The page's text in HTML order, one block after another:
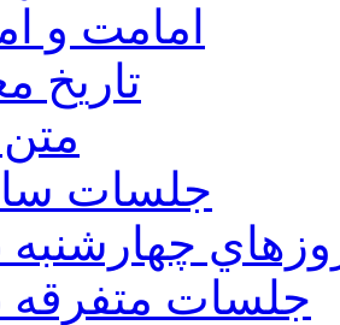
امامت و
تاریخ
جلسات سال
چهارشنبه 95
جلسات متفرقه 95